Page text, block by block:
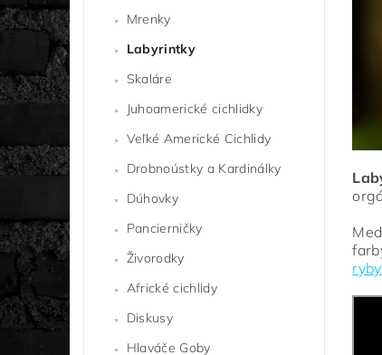
Mrenky
Labyrintky
Skaláre
Juhoamerické cichlidky
Veľké Americké Cichlidy
Drobnoústky a Kardinálky
Dúhovky
Pancierničky
Živorodky
Africké cichlidy
Diskusy
Hlaváče Goby